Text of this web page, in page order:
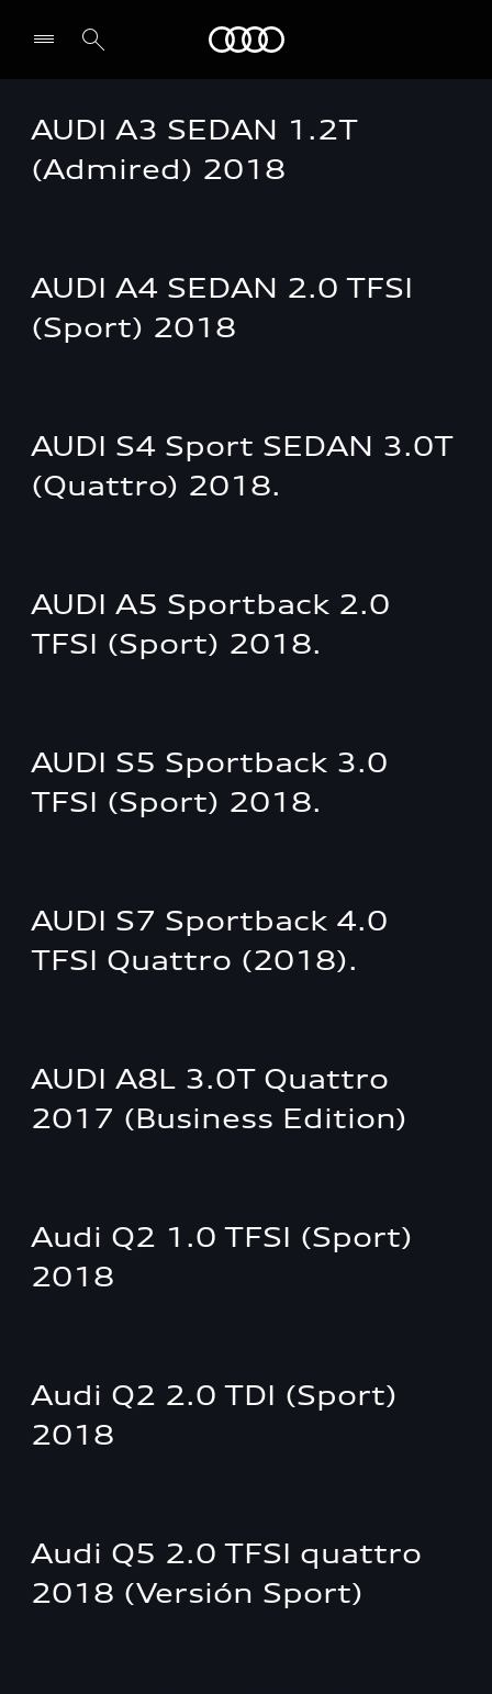
Select dealer
AUDI A3 SEDAN 1.2T
(Admired) 2018
AUDI A4 SEDAN 2.0 TFSI
(Sport) 2018
AUDI S4 Sport SEDAN 3.0T
(Quattro) 2018.
AUDI A5 Sportback 2.0
TFSI (Sport) 2018.
AUDI S5 Sportback 3.0
TFSI (Sport) 2018.
AUDI S7 Sportback 4.0
TFSI Quattro (2018).
AUDI A8L 3.0T Quattro
2017 (Business Edition)
Audi Q2 1.0 TFSI (Sport)
2018
Audi Q2 2.0 TDI (Sport)
2018
Audi Q5 2.0 TFSI quattro
2018 (Versión Sport)